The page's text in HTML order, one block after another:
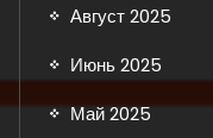
Август 2025
Июнь 2025
Май 2025